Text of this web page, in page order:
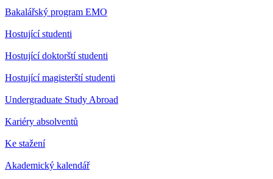
Bakalářský program EMO
Hostující studenti
Hostující doktorští studenti
Hostující magisterští studenti
Undergraduate Study Abroad
Kariéry absolventů
Ke stažení
Akademický kalendář